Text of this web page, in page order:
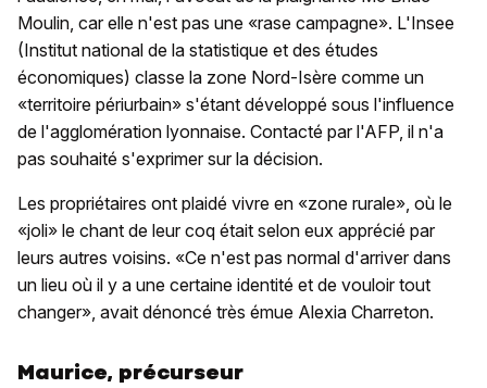
Moulin, car elle n'est pas une «rase campagne». L'Insee
(Institut national de la statistique et des études
économiques) classe la zone Nord-Isère comme un
«territoire périurbain» s'étant développé sous l'influence
de l'agglomération lyonnaise. Contacté par l'AFP, il n'a
pas souhaité s'exprimer sur la décision.
Les propriétaires ont plaidé vivre en «zone rurale», où le
«joli» le chant de leur coq était selon eux apprécié par
leurs autres voisins. «Ce n'est pas normal d'arriver dans
un lieu où il y a une certaine identité et de vouloir tout
changer», avait dénoncé très émue Alexia Charreton.
Maurice, précurseur